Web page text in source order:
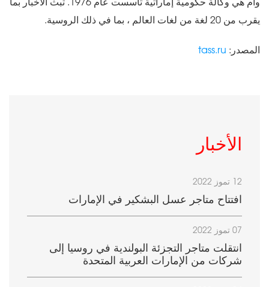
وام هي وكالة حكومية إماراتية تأسست عام 1976. تبث الأخبار بما
يقرب من 20 لغة من لغات العالم ، بما في ذلك الروسية.
المصدر: tass.ru
الأخبار
12 تموز 2022
افتتاح متاجر عسل البشكير في الإمارات
07 تموز 2022
انتقلت متاجر التجزئة البولندية في روسيا إلى
شركات من الإمارات العربية المتحدة